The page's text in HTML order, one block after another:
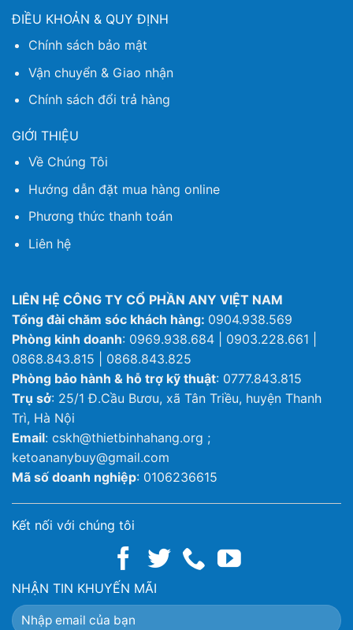
ĐIỀU KHOẢN & QUY ĐỊNH
Chính sách bảo mật
Vận chuyển & Giao nhận
Chính sách đổi trả hàng
GIỚI THIỆU
Về Chúng Tôi
Hướng dẫn đặt mua hàng online
Phương thức thanh toán
Liên hệ
LIÊN HỆ CÔNG TY CỔ PHẦN ANY VIỆT NAM
Tổng đài chăm sóc khách hàng: 0904.938.569
Phòng kinh doanh: 0969.938.684 | 0903.228.661 |
0868.843.815 | 0868.843.825
Phòng bảo hành & hỗ trợ kỹ thuật: 0777.843.815
Trụ sở: 25/1 Đ.Cầu Bươu, xã Tân Triều, huyện Thanh
Trì, Hà Nội
Email: cskh@thietbinhahang.org ;
ketoananybuy@gmail.com
Mã số doanh nghiệp: 0106236615
Kết nối với chúng tôi
NHẬN TIN KHUYẾN MÃI